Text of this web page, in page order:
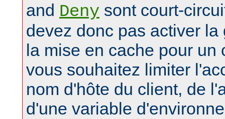
and Deny sont court-
devez donc pas activer
la mise en cache pour un
vous souhaitez limiter
nom d'hôte du client, de
d'une variable